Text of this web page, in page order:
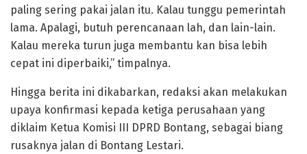
paling sering pakai jalan itu. Kalau tunggu pemerintah
lama. Apalagi, butuh perencanaan lah, dan lain-lain.
Kalau mereka turun juga membantu kan bisa lebih
cepat ini diperbaiki,” timpalnya.
Hingga berita ini dikabarkan, redaksi akan melakukan
upaya konfirmasi kepada ketiga perusahaan yang
diklaim Ketua Komisi III DPRD Bontang, sebagai biang
rusaknya jalan di Bontang Lestari.